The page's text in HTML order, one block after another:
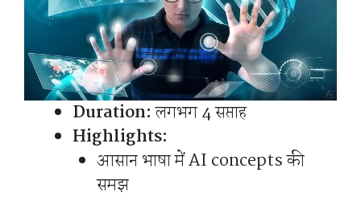
Duration:लगभग 4 सप्ताह
Highlights:
आसान भाषा में AI concepts की
समझ